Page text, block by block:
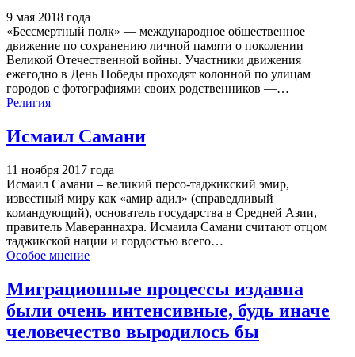
9 мая 2018 года
«Бессмертный полк» — международное общественное
движение по сохранению личной памяти о поколении
Великой Отечественной войны. Участники движения
ежегодно в День Победы проходят колонной по улицам
городов с фотографиями своих родственников —…
Религия
Исмаил Самани
11 ноября 2017 года
Исмаил Самани – великий персо-таджикский эмир,
известный миру как «амир адил» (справедливый
командующий), основатель государства в Средней Азии,
правитель Мавераннахра. Исмаила Самани считают отцом
таджикской нации и гордостью всего…
Особое мнение
Миграционные процессы издавна
были очень интенсивные, будь иначе
человечество выродилось бы